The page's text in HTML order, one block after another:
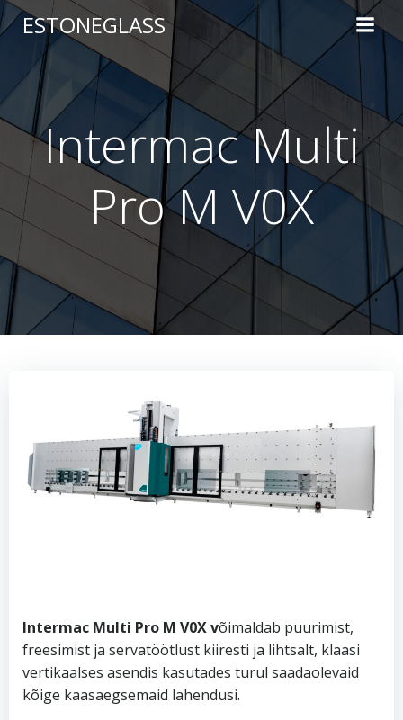
Skip
content
ESTONEGLASS
Intermac Multi
Pro M V0X
Intermac Multi Pro M V0X võimaldab puurimist,
freesimist ja servatöötlust kiiresti ja lihtsalt, klaasi
vertikaalses asendis kasutades turul saadaolevaid
kõige kaasaegsemaid lahendusi.